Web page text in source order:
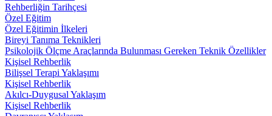
Rehberliğin Tarihçesi
Özel Eğitim
Özel Eğitimin İlkeleri
Bireyi Tanıma Teknikleri
Psikolojik Ölçme Araçlarında Bulunması Gereken Teknik Özellikler
Kişisel Rehberlik
Bilişsel Terapi Yaklaşımı
Kişisel Rehberlik
Akılcı-Duygusal Yaklaşım
Kişisel Rehberlik